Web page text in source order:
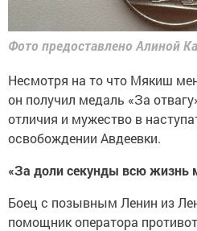
Фото предоставлено Алиной
Несмотря на то что Мякиш
он получил медаль «За
отличия и мужество в
освобождении Авдеевки.
«За доли секунды всю жизнь
Боец с позывным Ленин из
помощник оператора